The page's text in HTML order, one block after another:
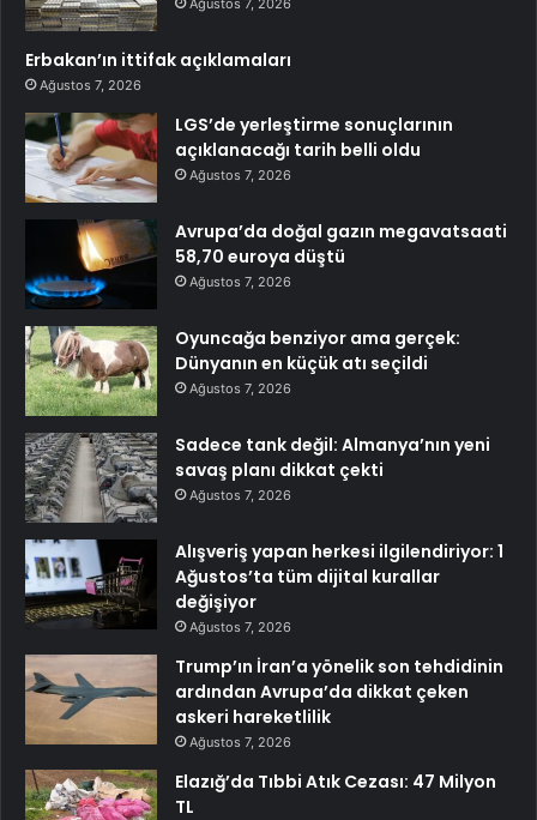
Erbakan’ın ittifak açıklamaları
Ağustos 7, 2026
LGS’de yerleştirme sonuçlarının
açıklanacağı tarih belli oldu
Ağustos 7, 2026
Avrupa’da doğal gazın megavatsaati
58,70 euroya düştü
Ağustos 7, 2026
Oyuncağa benziyor ama gerçek:
Dünyanın en küçük atı seçildi
Ağustos 7, 2026
Sadece tank değil: Almanya’nın yeni
savaş planı dikkat çekti
Ağustos 7, 2026
Alışveriş yapan herkesi ilgilendiriyor: 1
Ağustos’ta tüm dijital kurallar
değişiyor
Ağustos 7, 2026
Trump’ın İran’a yönelik son tehdidinin
ardından Avrupa’da dikkat çeken
askeri hareketlilik
Ağustos 7, 2026
Elazığ’da Tıbbi Atık Cezası: 47 Milyon
TL